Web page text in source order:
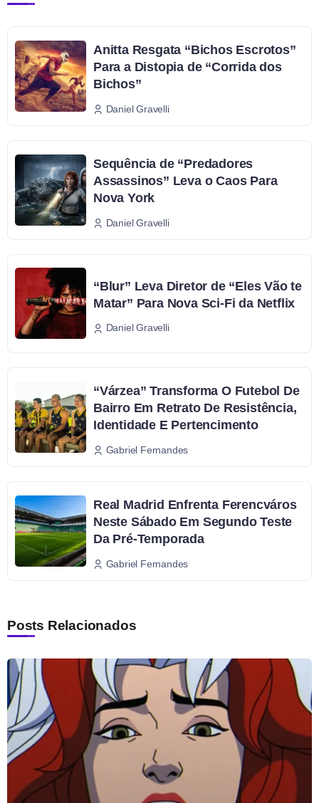
Anitta Resgata “Bichos Escrotos”
Para a Distopia de “Corrida dos
Bichos”
Daniel Gravelli
Sequência de “Predadores
Assassinos” Leva o Caos Para
Nova York
Daniel Gravelli
“Blur” Leva Diretor de “Eles Vão te
Matar” Para Nova Sci-Fi da Netflix
Daniel Gravelli
“Várzea” Transforma O Futebol De
Bairro Em Retrato De Resistência,
Identidade E Pertencimento
Gabriel Fernandes
Real Madrid Enfrenta Ferencváros
Neste Sábado Em Segundo Teste
Da Pré-Temporada
Gabriel Fernandes
Posts Relacionados